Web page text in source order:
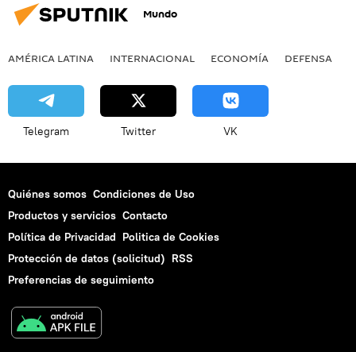
Mundo
AMÉRICA LATINA INTERNACIONAL ECONOMÍA DEFENSA
Telegram Twitter VK
Quiénes somos Condiciones de Uso
Productos y servicios Contacto
Política de Privacidad Politica de Cookies
Protección de datos (solicitud) RSS
Preferencias de seguimiento